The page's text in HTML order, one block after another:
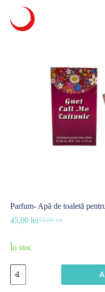
-18%
Parfum- Apă de toaletă
55,00lei
Prețul
45,00 leiPrețul
În stoc
Cantitate
Parfum-
Apă